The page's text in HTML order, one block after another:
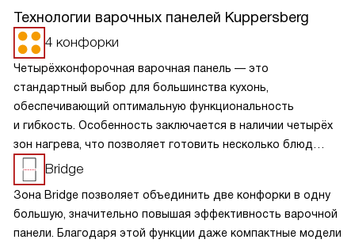
Технологии варочных панелей Kuppersberg
4 конфорки
Четырёхконфорочная варочная панель — это
стандартный выбор для большинства кухонь,
обеспечивающий оптимальную функциональность
и гибкость. Особенность заключается в наличии четырёх
зон нагрева, что позволяет готовить несколько блюд
одновременно, экономя время и усилия. Разнообразие
размеров и мощностей конфорок подходит для
различных кулинарных задач, от быстрого кипячения
до медленного тушения. Такая панель обеспечивает
равномерное распределение тепла и удобное
Bridge
Зона Bridge позволяет объединить две конфорки в одну
большую, значительно повышая эффективность варочной
панели. Благодаря этой функции даже компактные модели